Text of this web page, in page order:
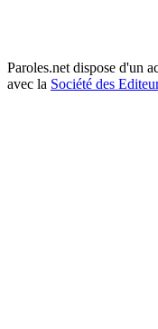
Paroles.net dispose d'un
avec la Société des